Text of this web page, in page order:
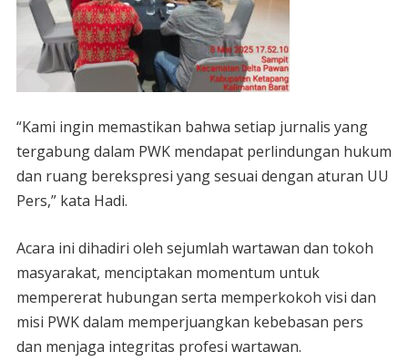
“Kami ingin memastikan bahwa setiap jurnalis yang
tergabung dalam PWK mendapat perlindungan hukum
dan ruang berekspresi yang sesuai dengan aturan UU
Pers,” kata Hadi.
Acara ini dihadiri oleh sejumlah wartawan dan tokoh
masyarakat, menciptakan momentum untuk
mempererat hubungan serta memperkokoh visi dan
misi PWK dalam memperjuangkan kebebasan pers
dan menjaga integritas profesi wartawan.